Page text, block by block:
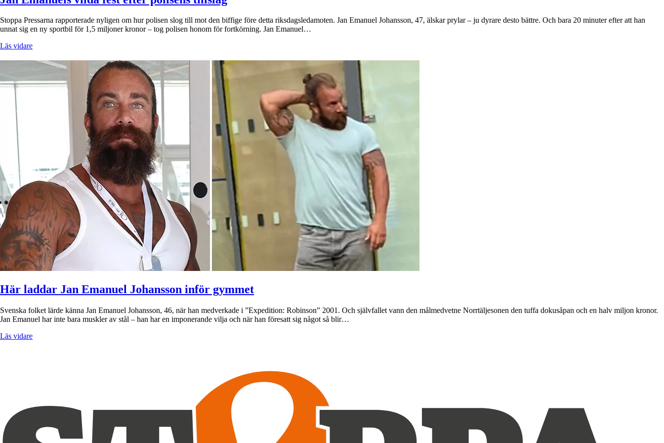
Stoppa Pressarna rapporterade nyligen om hur polisen slog till mot den biffige före detta riksdagsledamoten. Jan Emanuel Johansson, 47, älskar prylar – ju dyrare desto bättre. Och bara 20 minuter efter att han
unnat sig en ny sportbil för 1,5 miljoner kronor – tog polisen honom för fortkörning. Jan Emanuel…
Läs vidare
Här laddar Jan Emanuel Johansson inför gymmet
Svenska folket lärde känna Jan Emanuel Johansson, 46, när han medverkade i ”Expedition: Robinson” 2001. Och självfallet vann den målmedvetne Norrtäljesonen den tuffa dokusåpan och en halv miljon kronor.
Jan Emanuel har inte bara muskler av stål – han har en imponerande vilja och när han föresatt sig något så blir…
Läs vidare